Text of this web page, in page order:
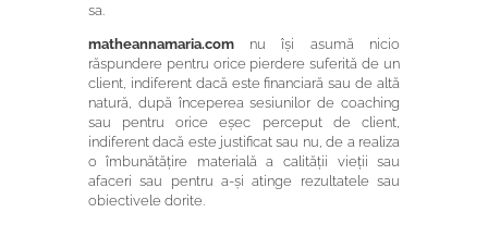
sa.
matheannamaria.comnu își asumă nicio
răspundere pentru orice pierdere suferită de un
client, indiferent dacă este financiară sau de altă
natură, după începerea sesiunilor de coaching
sau pentru orice eșec perceput de client,
indiferent dacă este justificat sau nu, de a realiza
o îmbunătățire materială a calității vieții sau
afaceri sau pentru a-și atinge rezultatele sau
obiectivele dorite.